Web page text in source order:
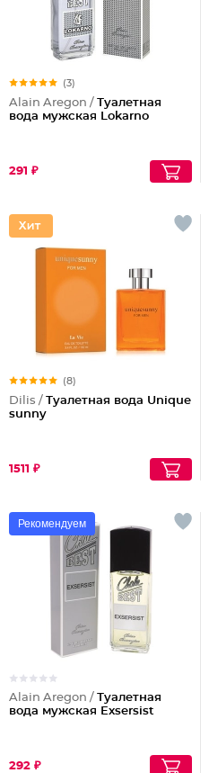
(3)
Alain Aregon / Туалетная
вода мужская Lokarno
291 ₽
(8)
Dilis / Туалетная вода Unique
sunny
1511 ₽
Рекомендуем
Alain Aregon / Туалетная
вода мужская Exsersist
292 ₽